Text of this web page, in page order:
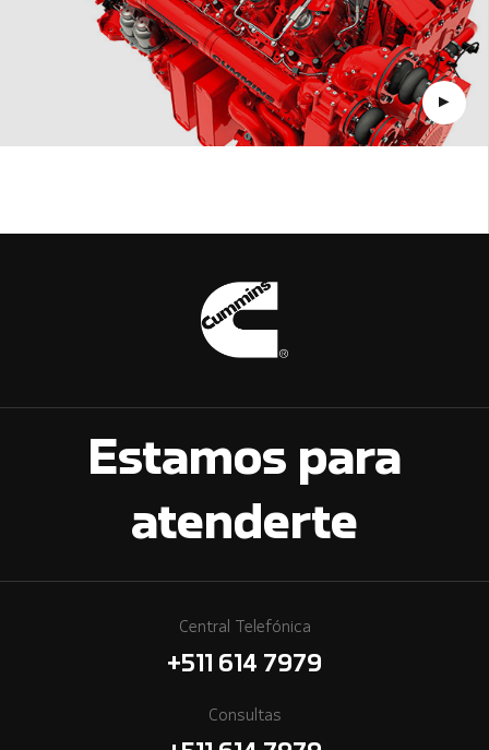
Estamos para
atenderte
Central Telefónica
+511 614 7979
Consultas